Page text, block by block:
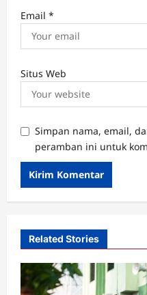
Email *
Situs Web
Simpan nama, email,
peramban ini untuk
Related Stories